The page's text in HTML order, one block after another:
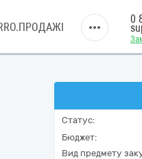
0
Статус:
Бюджет:
Вид предмету